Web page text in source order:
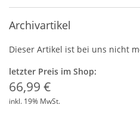
Archivartikel
Dieser Artikel ist bei uns nicht
letzter Preis im Shop:
66,99 €
inkl. 19% MwSt.